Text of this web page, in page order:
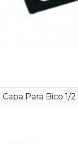
Capa Para Bico 1/